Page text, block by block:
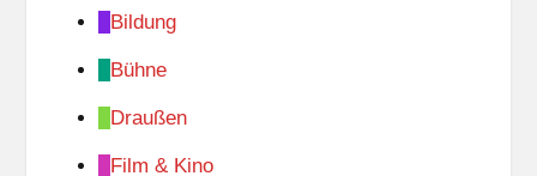
Bildung
Bühne
Draußen
Film & Kino